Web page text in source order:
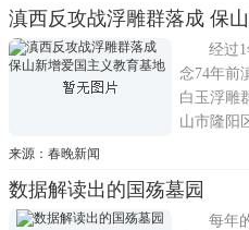
滇西反攻战浮雕群落成 保
经过
念74年前
白玉浮雕
山市隆阳
山又新
通公路枢
及作战
来源：春晚新闻
数据解读出的国殇墓园
每年